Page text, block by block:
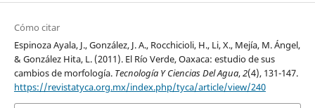
Cómo citar
Espinoza Ayala, J., González, J. A., Rocchicioli, H., Li, X., Mejía, M. Ángel,
& González Hita, L. (2011). El Río Verde, Oaxaca: estudio de sus
cambios de morfología. Tecnología Y Ciencias Del Agua,2(4), 131-147.
https://revistatyca.org.mx/index.php/tyca/article/view/240